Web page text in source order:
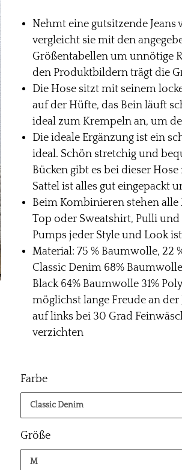
Nehmt eine gutsitzende
vergleicht sie mit den
Größentabellen um unnötige
den Produktbildern trägt die
Die Hose sitzt mit seinem
auf der Hüfte, das Bein läuft
ideal zum Krempeln an, um
Die ideale Ergänzung ist ein
ideal. Schön stretchig und
Bücken gibt es bei dieser
Sattel ist alles gut eingepackt
Beim Kombinieren stehen
Top oder Sweatshirt, Pulli
Pumps jeder Style und Look
Material: 75 % Baumwolle, 22
Classic Denim 68%
Black 64% Baumwolle 31%
möglichst lange Freude an
auf links bei 30 Grad
verzichten
Farbe
Classic Denim
Größe
M